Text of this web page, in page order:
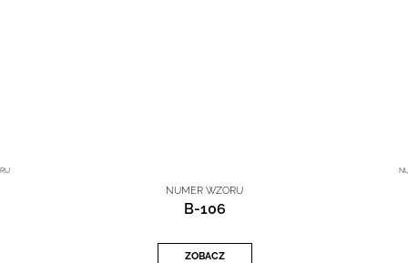
NUMER WZORU
B-106
ZOBACZ